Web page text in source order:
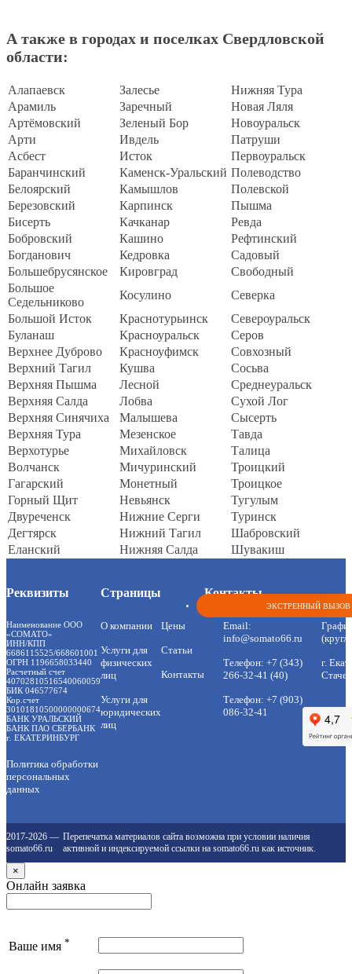
А также в городах и поселках Свердловской
области:
Алапаевск Залесье
Нижняя Тура
Арамиль
Заречный
Новая Ляля
Артёмовский
Зеленый Бор
Новоуральск
Арти
Ивдель
Патруши
Асбест
Исток
Первоуральск
Баранчинский
Каменск-Уральский Полеводство
Белоярский
Камышлов
Полевской
Березовский
Карпинск
Пышма
Бисерть
Качканар
Ревда
Бобровский
Кашино
Рефтинский
Богданович
Кедровка
Садовый
Большебрусянское
Кировград
Свободный
Большое
Седельниково
Косулино
Северка
Большой Исток
Краснотурьинск
Североуральск
Буланаш
Красноуральск
Серов
Верхнее Дуброво
Красноуфимск
Совхозный
Верхний Тагил
Кушва
Сосьва
Верхняя Пышма
Лесной
Среднеуральск
Верхняя Салда
Лобва
Сухой Лог
Верхняя Синячиха
Малышева
Сысерть
Верхняя Тура
Мезенское
Тавда
Верхотурье
Михайловск
Талица
Волчанск
Мичуринский
Троицкий
Гагарский
Монетный
Троицкое
Горный Щит
Невьянск
Тугулым
Двуреченск
Нижние Серги
Туринск
Дегтярск
Нижний Тагил
Шабровский
Еланский
Нижняя Салда Шувакиш
Реквизиты
Наименование ООО
«СОМАТО»
ИНН/КПП
6686115525/668601001
ОГРН 1196658033440
Расчетный счет
40702810516540060059
БИК 046577674
Кор.счет
30101810500000000674
БАНК УРАЛЬСКИЙ
БАНК ПАО СБЕРБАНК
г. ЕКАТЕРИНБУРГ
Политика обработки
персональных
данных
Страницы
О компании
Услуги для
физических
лиц
Услуги для
юридических
лиц
Цены
Статьи
Контакты
Контакты
Email:
info@somato66.ru
Телефон: +7 (343)
266-32-41 (40)
Телефон: +7 (903)
086-32-41
ЭКСТРЕННЫЙ ВЫЗОВ
г.
2017-2026 —
somato66.ru
Перепечатка материалов сайта возможна при условии наличия
активной и индексируемой ссылки на somato66.ru как источник.
×
Онлайн заявка
Ваше имя *